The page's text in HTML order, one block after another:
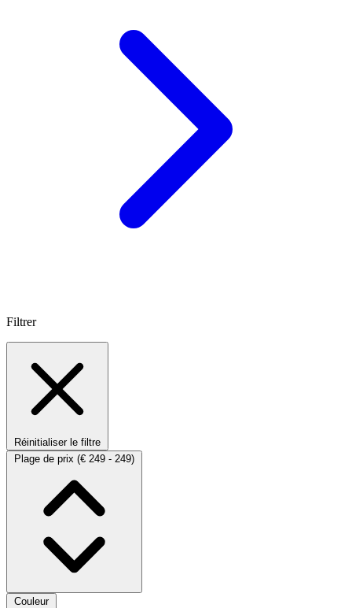
Filtrer
Réinitialiser le filtre
Plage de prix (€ 249 - 249)
Couleur